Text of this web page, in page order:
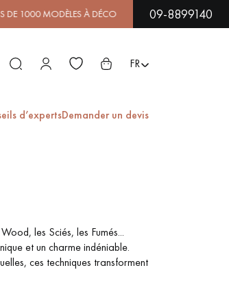
DÉCOUVRIR EN SHOWROOM |09-8899140
FR
d’expertsDemander un devis
PARQUET EN CHÊNE
les Sciés, les Fumés...
et un charme indéniable.
ces techniques transforment